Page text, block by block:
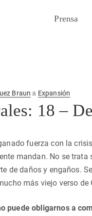
Prensa
Braun a Expansión
18 –
fuerza con la
mandan. No se
de daños y engaños.
más viejo verso
puede obligarnos a